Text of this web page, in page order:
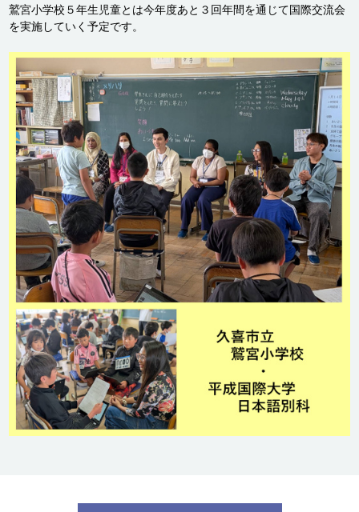
鷲宮小学校５年生児童とは今年度あと３回年間を通じて国際交流会
を実施していく予定です。